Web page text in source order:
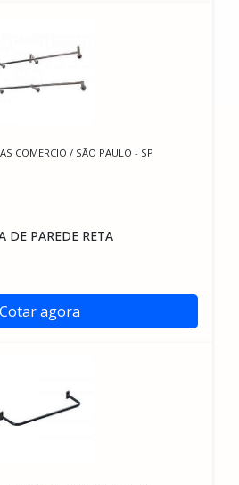
COMERCIO / SÃO PAULO - SP
DE PAREDE RETA
Cotar agora